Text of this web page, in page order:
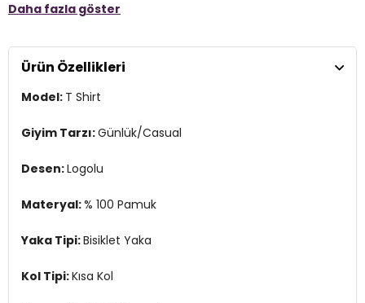
Yaka Tipi:Bisiklet Yaka
Kumaş Tipi:Belirtilmemiş
Boy:Standart
Kalıp Bilgisi: Regular Fit
3DY112292906.07
Daha fazla göster
Ürün Özellikleri
Model: T Shirt
Giyim Tarzı:Günlük/Casual
Desen:Logolu
Materyal:% 100 Pamuk
Yaka Tipi:Bisiklet Yaka
Kol Tipi:Kısa Kol